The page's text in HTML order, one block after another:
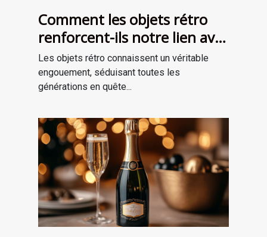
Comment les objets rétro
renforcent-ils notre lien avec
le passé?
Les objets rétro connaissent un véritable
engouement, séduisant toutes les
générations en quête...